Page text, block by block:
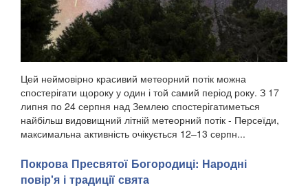
Цей неймовірно красивий метеорний потік можна
спостерігати щороку у один і той самий період року. З 17
липня по 24 серпня над Землею спостерігатиметься
найбільш видовищний літній метеорний потік - Персеїди,
максимальна активність очікується 12–13 серпн...
Покрова Пресвятої Богородиці: Народні
повір'я і традиції свята